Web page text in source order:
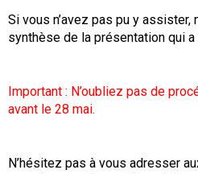
Si vous n’avez pas pu y
synthèse de la présentation qui
Important : N’oubliez pas de
avant le 28 mai.
N’hésitez pas à vous adresser